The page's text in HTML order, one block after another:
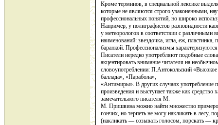
Кроме терминов, в специальной лексике
которые не являются строго узаконенными,
профессиональных понятий, но широко
Например, у полиграфистов разновидности
у метеорологов в соответствии с различными
наименований: звездочка, игла, еж,
баранкой. Профессионализмы
Писатели нередко употребляют подобные
акцентировать внимание читателя на
словоупотреблении: П.Антокольский
баллада», «Парабола»,
«Антимиры». В других случаях употребление
произведения и выступает также как средство
замечательного писателя М.
М. Пришвина можно найти множество
гончих, но терпеть не могу накликать в лесу,
(накликать — созывать голосом, порскать —